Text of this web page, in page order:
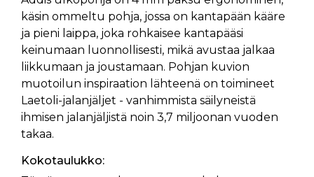
käsin ommeltu pohja, jossa on kantapään kääre
ja pieni laippa, joka rohkaisee kantapääsi
keinumaan luonnollisesti, mikä avustaa jalkaa
liikkumaan ja joustamaan. Pohjan kuvion
muotoilun inspiraation lähteenä on toimineet
Laetoli-jalanjäljet - vanhimmista säilyneistä
ihmisen jalanjäljistä noin 3,7 miljoonan vuoden
takaa.
Kokotaulukko: